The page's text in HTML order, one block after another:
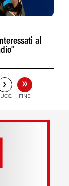
al
› »
FINE